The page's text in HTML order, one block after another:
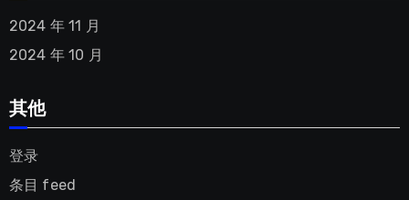
2024 年 11 月
2024 年 10 月
其他
登录
条目 feed